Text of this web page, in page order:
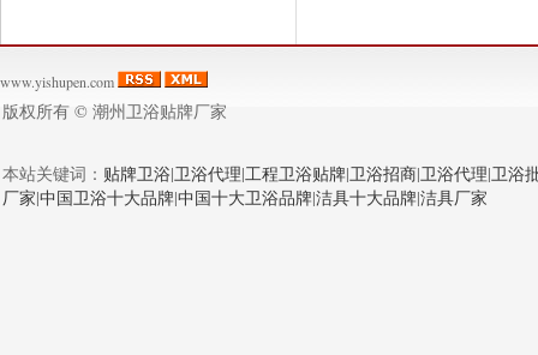
www.yishupen.com
版权所有 © 潮州卫浴贴牌厂家
本站关键词： 贴牌卫浴|卫浴代理|工程卫浴贴牌|卫浴招商|卫浴代理|卫浴
厂家|中国卫浴十大品牌|中国十大卫浴品牌|洁具十大品牌|洁具厂家